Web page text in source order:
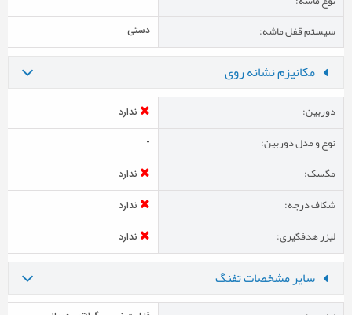
سیستم قفل ماشه:
دستی
مکانیزم نشانه روی
دوربین: ندارد
نوع و مدل دوربین: -
مگسک: ندارد
شکاف درجه: ندارد
لیزر هدفگیری: ندارد
سایر مشخصات تفنگ